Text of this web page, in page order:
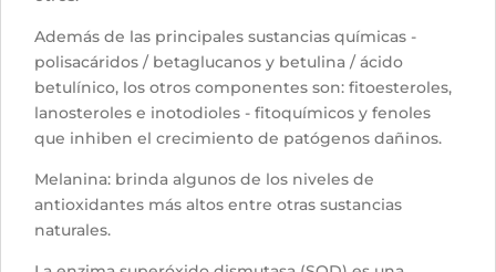
Además de las principales sustancias químicas -
polisacáridos / betaglucanos y betulina / ácido
betulínico, los otros componentes son: fitoesteroles,
lanosteroles e inotodioles - fitoquímicos y fenoles
que inhiben el crecimiento de patógenos dañinos.
Melanina: brinda algunos de los niveles de
antioxidantes más altos entre otras sustancias
naturales.